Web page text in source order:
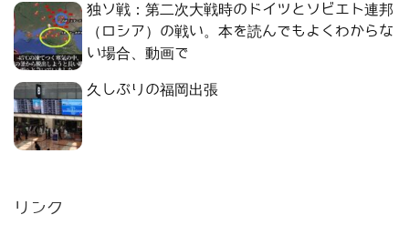
独ソ戦：第二次大戦時のドイツとソビエト連邦
（ロシア）の戦い。本を読んでもよくわからな
い場合、動画で
久しぶりの福岡出張
リンク